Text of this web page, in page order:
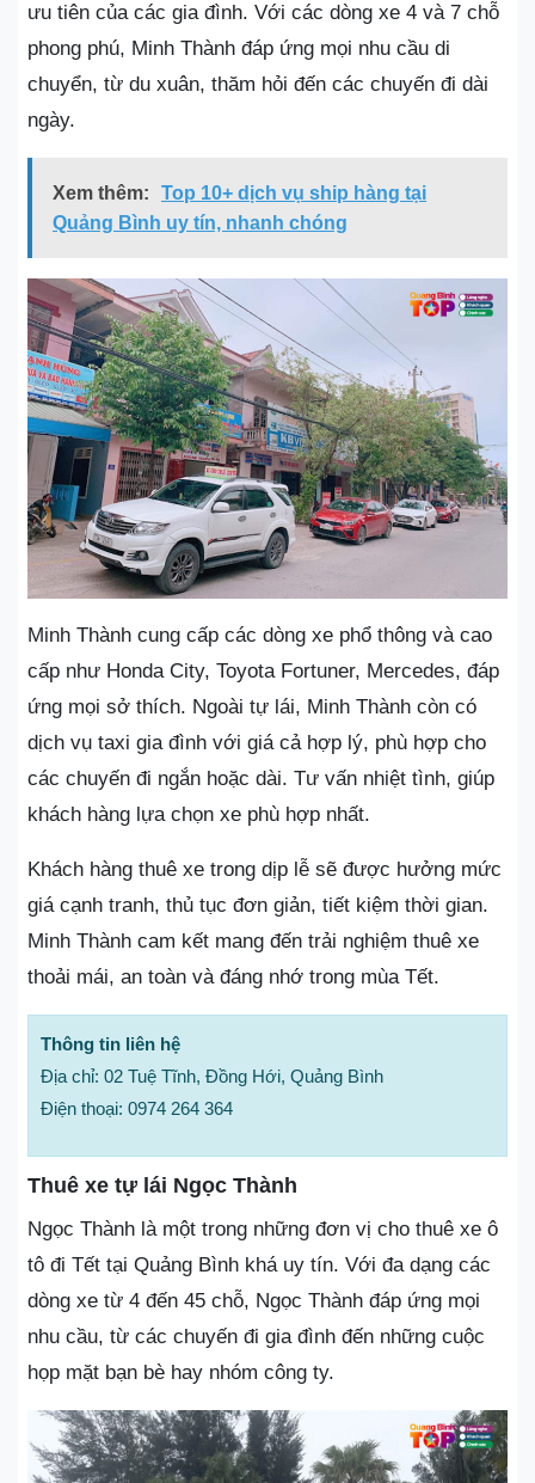
ưu tiên của các gia đình. Với các dòng xe 4 và 7 chỗ
phong phú, Minh Thành đáp ứng mọi nhu cầu di
chuyển, từ du xuân, thăm hỏi đến các chuyến đi dài
ngày.
Xem thêm:
Top 10+ dịch vụ ship hàng tại
Quảng Bình uy tín, nhanh chóng
Minh Thành cung cấp các dòng xe phổ thông và cao
cấp như Honda City, Toyota Fortuner, Mercedes, đáp
ứng mọi sở thích. Ngoài tự lái, Minh Thành còn có
dịch vụ taxi gia đình với giá cả hợp lý, phù hợp cho
các chuyến đi ngắn hoặc dài. Tư vấn nhiệt tình, giúp
khách hàng lựa chọn xe phù hợp nhất.
Khách hàng thuê xe trong dịp lễ sẽ được hưởng mức
giá cạnh tranh, thủ tục đơn giản, tiết kiệm thời gian.
Minh Thành cam kết mang đến trải nghiệm thuê xe
thoải mái, an toàn và đáng nhớ trong mùa Tết.
Thông tin liên hệ
Địa chỉ: 02 Tuệ Tĩnh, Đồng Hới, Quảng Bình
Điện thoại: 0974 264 364
Thuê xe tự lái Ngọc Thành
Ngọc Thành là một trong những đơn vị cho thuê xe ô
tô đi Tết tại Quảng Bình khá uy tín. Với đa dạng các
dòng xe từ 4 đến 45 chỗ, Ngọc Thành đáp ứng mọi
nhu cầu, từ các chuyến đi gia đình đến những cuộc
họp mặt bạn bè hay nhóm công ty.